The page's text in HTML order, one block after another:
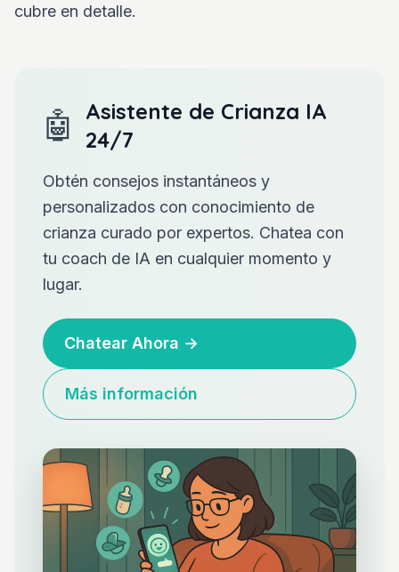
cubre en detalle.
🤖
Asistente de Crianza IA
24/7
Obtén consejos instantáneos y
personalizados con conocimiento de
crianza curado por expertos. Chatea con
tu coach de IA en cualquier momento y
lugar.
Chatear Ahora →
Más información